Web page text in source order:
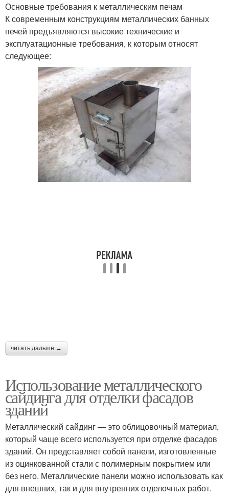
Основные требования к металлическим печам
К современным конструкциям металлических банных
печей предъявляются высокие технические и
эксплуатационные требования, к которым относят
следующее:
читать дальше →
Использование металлического
сайдинга для отделки фасадов
зданий
Металлический сайдинг — это облицовочный материал,
который чаще всего используется при отделке фасадов
зданий. Он представляет собой панели, изготовленные
из оцинкованной стали с полимерным покрытием или
без него. Металлические панели можно использовать как
для внешних, так и для внутренних отделочных работ.